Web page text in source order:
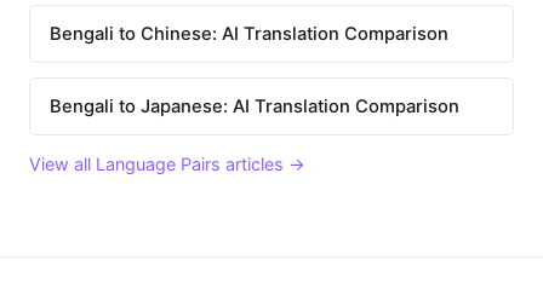
Bengali to Chinese: AI Translation Comparison
Bengali to Japanese: AI Translation Comparison
View all Language Pairs articles →